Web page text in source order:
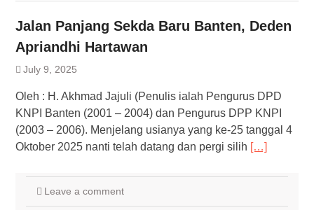
Jalan Panjang Sekda Baru Banten, Deden
Apriandhi Hartawan
July 9, 2025
Oleh : H. Akhmad Jajuli (Penulis ialah Pengurus DPD
KNPI Banten (2001 – 2004) dan Pengurus DPP KNPI
(2003 – 2006). Menjelang usianya yang ke-25 tanggal 4
Oktober 2025 nanti telah datang dan pergi silih […]
Leave a comment